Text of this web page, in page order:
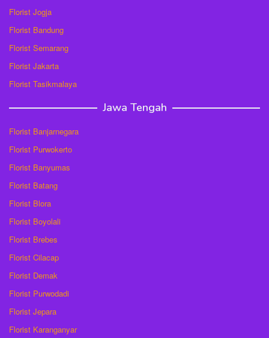
Florist Jogja
Florist Bandung
Florist Semarang
Florist Jakarta
Florist Tasikmalaya
Jawa Tengah
Florist Banjarnegara
Florist Purwokerto
Florist Banyumas
Florist Batang
Florist Blora
Florist Boyolali
Florist Brebes
Florist Cilacap
Florist Demak
Florist Purwodadi
Florist Jepara
Florist Karanganyar